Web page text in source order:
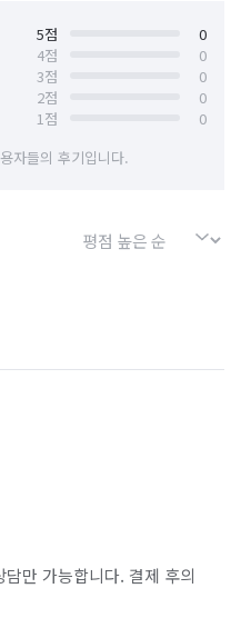
5점
0
4점
0
3점
0
2점
0
1점
0
자들의 후기입니다.
만 가능합니다. 결제 후의